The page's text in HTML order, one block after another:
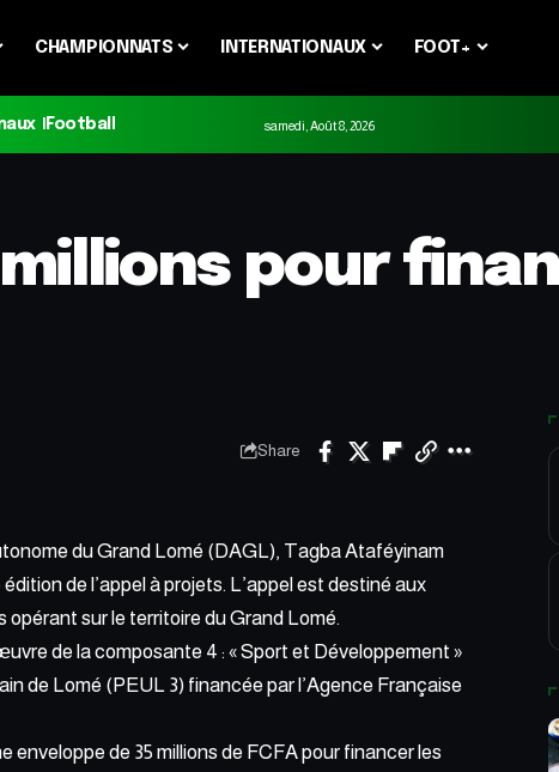
CHAMPIONNATS INTERNATIONAUX FOOT+
Football samedi, Août 8, 2026
pour
Share
du Grand Lomé (DAGL), Tagba Ataféyinam
de l’appel à projets. L’appel est destiné aux
opérant sur le territoire du Grand Lomé.
de la composante 4 : « Sport et Développement »
de Lomé (PEUL 3) financée par l’Agence Française
de 35 millions de FCFA pour financer les